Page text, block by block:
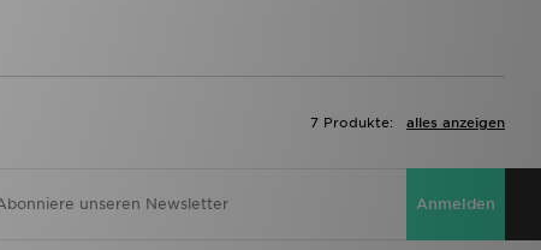
alles anzeigen
7 Produkte:
Anmelden